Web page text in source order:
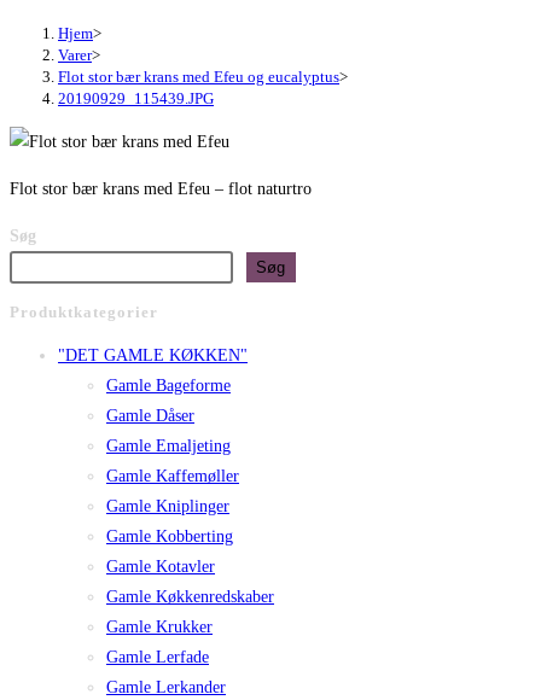
Hjem>
Varer>
Flot stor bær krans med Efeu og eucalyptus>
20190929_115439.JPG
Flot stor bær krans med Efeu – flot naturtro
Søg
Søg
Produktkategorier
"DET GAMLE KØKKEN"
Gamle Bageforme
Gamle Dåser
Gamle Emaljeting
Gamle Kaffemøller
Gamle Kniplinger
Gamle Kobberting
Gamle Kotavler
Gamle Køkkenredskaber
Gamle Krukker
Gamle Lerfade
Gamle Lerkander